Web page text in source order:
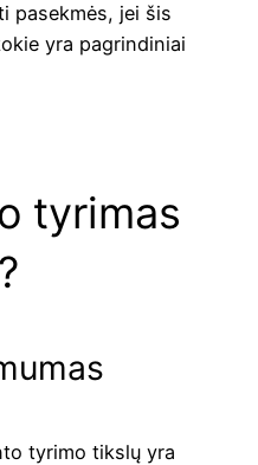
pasekmės, jei šis
yra pagrindiniai
tyrimas
tyrimo tikslų yra